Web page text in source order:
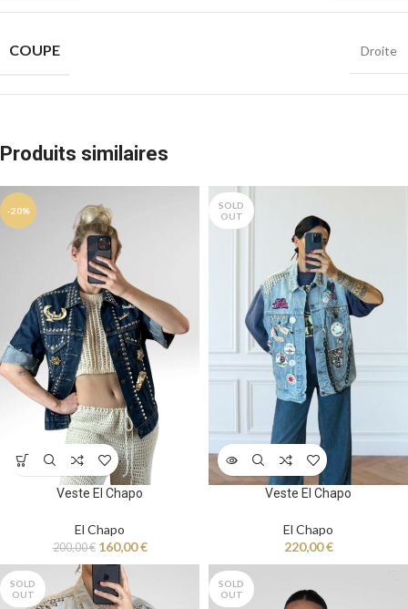
COUPE Droite
Produits similaires
-20%
Veste El Chapo
El Chapo
200,00€ 160,00€
SOLD
OUT
Veste El Chapo
El Chapo
220,00€
SOLD
OUT
SOLD
OUT